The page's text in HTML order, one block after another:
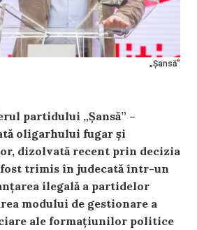
„Șansă”
partidului „Șansă” –
oligarhului fugar și
dizolvată recent prin decizia
fost trimis în judecată într-un
ilegală a partidelor
modului de gestionare a
ale formațiunilor politice